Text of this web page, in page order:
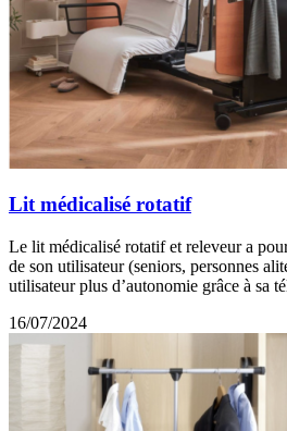
Lit médicalisé rotatif
Le lit médicalisé rotatif et releveur a
de son utilisateur (seniors, personnes
utilisateur plus d’autonomie grâce à sa
16/07/2024